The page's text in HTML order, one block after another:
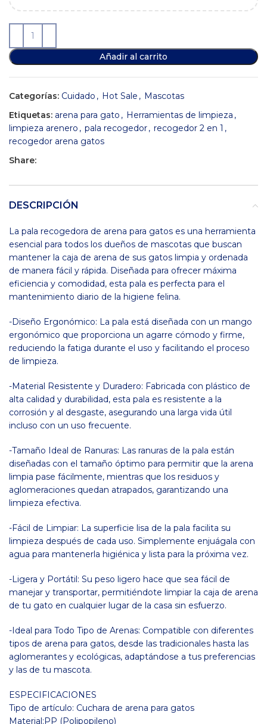
Añadir al carrito
Categorías: Cuidado , Hot Sale , Mascotas
Etiquetas: arena para gato , Herramientas de limpieza ,
limpieza arenero , pala recogedor, recogedor 2 en 1 ,
recogedor arena gatos
Share:
DESCRIPCIÓN
La pala recogedora de arena para gatos es una herramienta
esencial para todos los dueños de mascotas que buscan
mantener la caja de arena de sus gatos limpia y ordenada
de manera fácil y rápida. Diseñada para ofrecer máxima
eficiencia y comodidad, esta pala es perfecta para el
mantenimiento diario de la higiene felina.
-Diseño Ergonómico: La pala está diseñada con un mango
ergonómico que proporciona un agarre cómodo y firme,
reduciendo la fatiga durante el uso y facilitando el proceso
de limpieza.
-Material Resistente y Duradero: Fabricada con plástico de
alta calidad y durabilidad, esta pala es resistente a la
corrosión y al desgaste, asegurando una larga vida útil
incluso con un uso frecuente.
-Tamaño Ideal de Ranuras: Las ranuras de la pala están
diseñadas con el tamaño óptimo para permitir que la arena
limpia pase fácilmente, mientras que los residuos y
aglomeraciones quedan atrapados, garantizando una
limpieza efectiva.
-Fácil de Limpiar: La superficie lisa de la pala facilita su
limpieza después de cada uso. Simplemente enjuágala con
agua para mantenerla higiénica y lista para la próxima vez.
-Ligera y Portátil: Su peso ligero hace que sea fácil de
manejar y transportar, permitiéndote limpiar la caja de arena
de tu gato en cualquier lugar de la casa sin esfuerzo.
-Ideal para Todo Tipo de Arenas: Compatible con diferentes
tipos de arena para gatos, desde las tradicionales hasta las
aglomerantes y ecológicas, adaptándose a tus preferencias
y las de tu mascota.
ESPECIFICACIONES
Tipo de artículo: Cuchara de arena para gatos
Material:PP (Polipopileno)